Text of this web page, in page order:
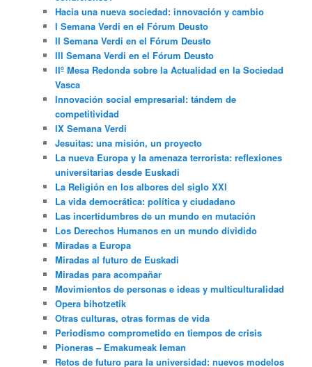
Hacia una nueva sociedad: innovación y cambio
I Semana Verdi en el Fórum Deusto
II Semana Verdi en el Fórum Deusto
III Semana Verdi en el Fórum Deusto
IIº Mesa Redonda sobre la Actualidad en la Sociedad
Vasca
Innovación social empresarial: tándem de
competitividad
IX Semana Verdi
Jesuitas: una misión, un proyecto
La nueva Europa y la amenaza terrorista: reflexiones
universitarias desde Euskadi
La Religión en los albores del siglo XXI
La vida democrática: política y ciudadano
Las incertidumbres de un mundo en mutación
Los Derechos Humanos en un mundo dividido
Miradas a Europa
Miradas al futuro de Euskadi
Miradas para acompañar
Movimientos de personas e ideas y multiculturalidad
Opera bihotzetik
Otras culturas, otras formas de vida
Periodismo comprometido en tiempos de crisis
Pioneras – Emakumeak leman
Retos de futuro para la universidad: nuevos modelos